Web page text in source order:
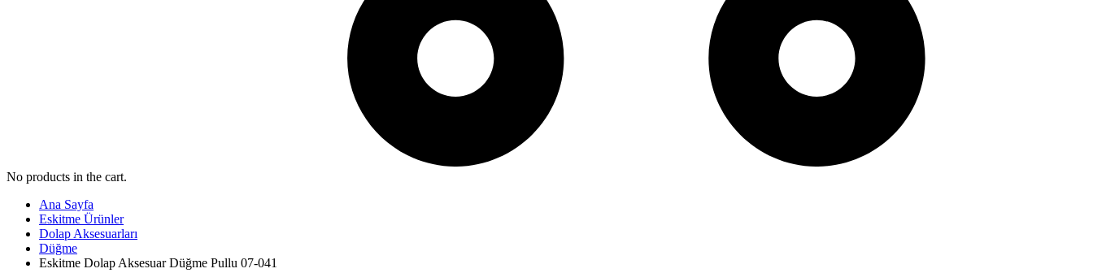
No products in the cart.
Ana Sayfa
Eskitme Ürünler
Dolap Aksesuarları
Düğme
Eskitme Dolap Aksesuar Düğme Pullu 07-041